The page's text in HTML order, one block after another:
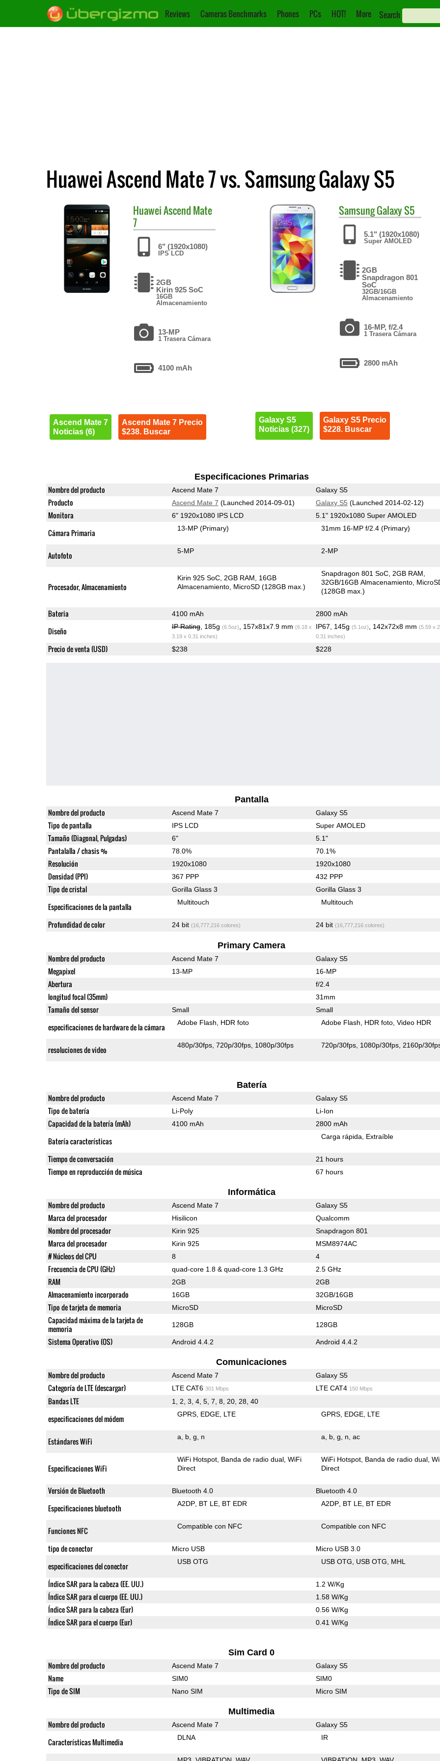
Reviews Cameras Benchmarks Phones PCs HOT! More Search
Huawei Ascend Mate 7 vs. Samsung Galaxy S5
HuaweiAscend Mate
7
6" (1920x1080)
IPS LCD
2GB
Kirin 925 SoC
16GB
Almacenamiento
13-MP
1 Trasera Cámara
4100 mAh
Ascend Mate 7
Noticias (6)
Ascend Mate 7 Precio
$238. Buscar
SamsungGalaxy S5
5.1" (1920x1080)
Super AMOLED
2GB
Snapdragon 801
SoC
32GB/16GB
Almacenamiento
16-MP, f/2.4
1 Trasera Cámara
2800 mAh
Galaxy S5
Noticias (327)
Galaxy S5 Precio
$228. Buscar
Especificaciones Primarias
Nombre del producto Ascend Mate 7 Galaxy S5
Producto Ascend Mate 7 (Launched 2014-09-01) Galaxy S5 (Launched 2014-02-12)
Monitora 6" 1920x1080 IPS LCD 5.1" 1920x1080 Super AMOLED
Cámara Primaria 13-MP(Primary) 31mm 16-MP f/2.4(Primary)
Autofoto 5-MP 2-MP
Procesador, Almacenamiento
Kirin 925 SoC 2GB RAM
16GB
Almacenamiento MicroSD (128GB max.)
Snapdragon 801 SoC 2GB RAM
32GB/16GB Almacenamiento
(128GB max.)
Bateria 4100 mAh 2800 mAh
Diseño IP Rating, 185g (6.5oz) , 157x81x7.9 mm (6.18 x
3.19 x 0.31 inches)
IP67, 145g (5.1oz) , 142x72x8 mm (5.59 x
0.31 inches)
Precio de venta (USD) $238 $228
Pantalla
Nombre del producto Ascend Mate 7 Galaxy S5
Tipo de pantalla IPS LCD Super AMOLED
Tamaño (Diagonal, Pulgadas) 6" 5.1"
Pantalalla / chasis % 78.0% 70.1%
Resolución 1920x1080 1920x1080
Densidad (PPI) 367 PPP 432 PPP
Tipo de cristal Gorilla Glass 3 Gorilla Glass 3
Especificaciones de la pantalla Multitouch Multitouch
Profundidad de color 24 bit (16,777,216 colores) 24 bit (16,777,216 colores)
Primary Camera
Nombre del producto Ascend Mate 7 Galaxy S5
Megapixel 13-MP 16-MP
Abertura f/2.4
longitud focal (35mm) 31mm
Tamaño del sensor Small Small
especificaciones de hardware de la cámara Adobe Flash HDR foto Adobe Flash HDR foto Video HDR
resoluciones de video 480p/30fps 720p/30fps 1080p/30fps 720p/30fps 1080p/30fps 2160p/
Batería
Nombre del producto Ascend Mate 7 Galaxy S5
Tipo de batería Li-Poly Li-Ion
Capacidad de la batería (mAh) 4100 mAh 2800 mAh
Batería características Carga rápida Extraíble
Tiempo de conversación 21 hours
Tiempo en reproducción de música 67 hours
Informática
Nombre del producto Ascend Mate 7 Galaxy S5
Marca del procesador Hisilicon Qualcomm
Nombre del procesador Kirin 925 Snapdragon 801
Marca del procesador Kirin 925 MSM8974AC
# Núcleos del CPU 8 4
Frecuencia de CPU (GHz) quad-core 1.8 & quad-core 1.3 GHz 2.5 GHz
RAM 2GB 2GB
Almacenamiento incorporado 16GB 32GB/16GB
Tipo de tarjeta de memoria MicroSD MicroSD
Capacidad máxima de la tarjeta de
memoria
128GB 128GB
Sistema Operativo (OS) Android 4.4.2 Android 4.4.2
Comunicaciones
Nombre del producto Ascend Mate 7 Galaxy S5
Categoría de LTE (descargar) LTE CAT6 301 Mbps LTE CAT4 150 Mbps
Bandas LTE 1, 2, 3, 4, 5, 7, 8, 20, 28, 40
especificaciones del módem GPRS EDGE LTE GPRS EDGE LTE
Estándares WiFi a b g n a b g n ac
Especificaciones WiFi
WiFi Hotspot Banda de radio dual WiFi
Direct
WiFi Hotspot Banda de radio dual
Direct
Versión de Bluetooth Bluetooth 4.0 Bluetooth 4.0
Especificaciones bluetooth A2DP BT LE BT EDR A2DP BT LE BT EDR
Funciones NFC Compatible con NFC Compatible con NFC
tipo de conector Micro USB Micro USB 3.0
especificaciones del conector USB OTG USB OTG USB OTG MHL
Índice SAR para la cabeza (EE. UU.) 1.2 W/Kg
Índice SAR para el cuerpo (EE. UU.) 1.58 W/Kg
Índice SAR para la cabeza (Eur) 0.56 W/Kg
Índice SAR para el cuerpo (Eur) 0.41 W/Kg
Sim Card 0
Nombre del producto Ascend Mate 7 Galaxy S5
Name SIM0 SIM0
Tipo de SIM Nano SIM Micro SIM
Multimedia
Nombre del producto Ascend Mate 7 Galaxy S5
Características Multimedia DLNA IR